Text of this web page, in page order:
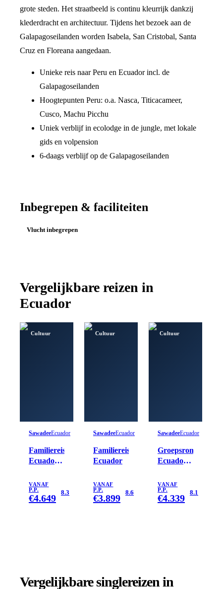
grote steden. Het straatbeeld is continu kleurrijk dankzij
klederdracht en architectuur. Tijdens het bezoek aan de
Galapagoseilanden worden Isabela, San Cristobal, Santa
Cruz en Floreana aangedaan.
Unieke reis naar Peru en Ecuador incl. de
Galapagoseilanden
Hoogtepunten Peru: o.a. Nasca, Titicacameer,
Cusco, Machu Picchu
Uniek verblijf in ecolodge in de jungle, met lokale
gids en volpension
6-daags verblijf op de Galapagoseilanden
Inbegrepen & faciliteiten
Vlucht inbegrepen
Vergelijkbare reizen in
Ecuador
Cultuur
SawadeeEcuador
Familiereis
Ecuador
Galapagos
VANAF
P.P.
€4.649 8.3
Cultuur
SawadeeEcuador
Familiereis
Ecuador
VANAF
P.P.
€3.899 8.6
Cultuur
SawadeeEcuador
Groepsrondreis
Ecuador
Galapagos
VANAF
P.P.
€4.339 8.1
Vergelijkbare singlereizen in